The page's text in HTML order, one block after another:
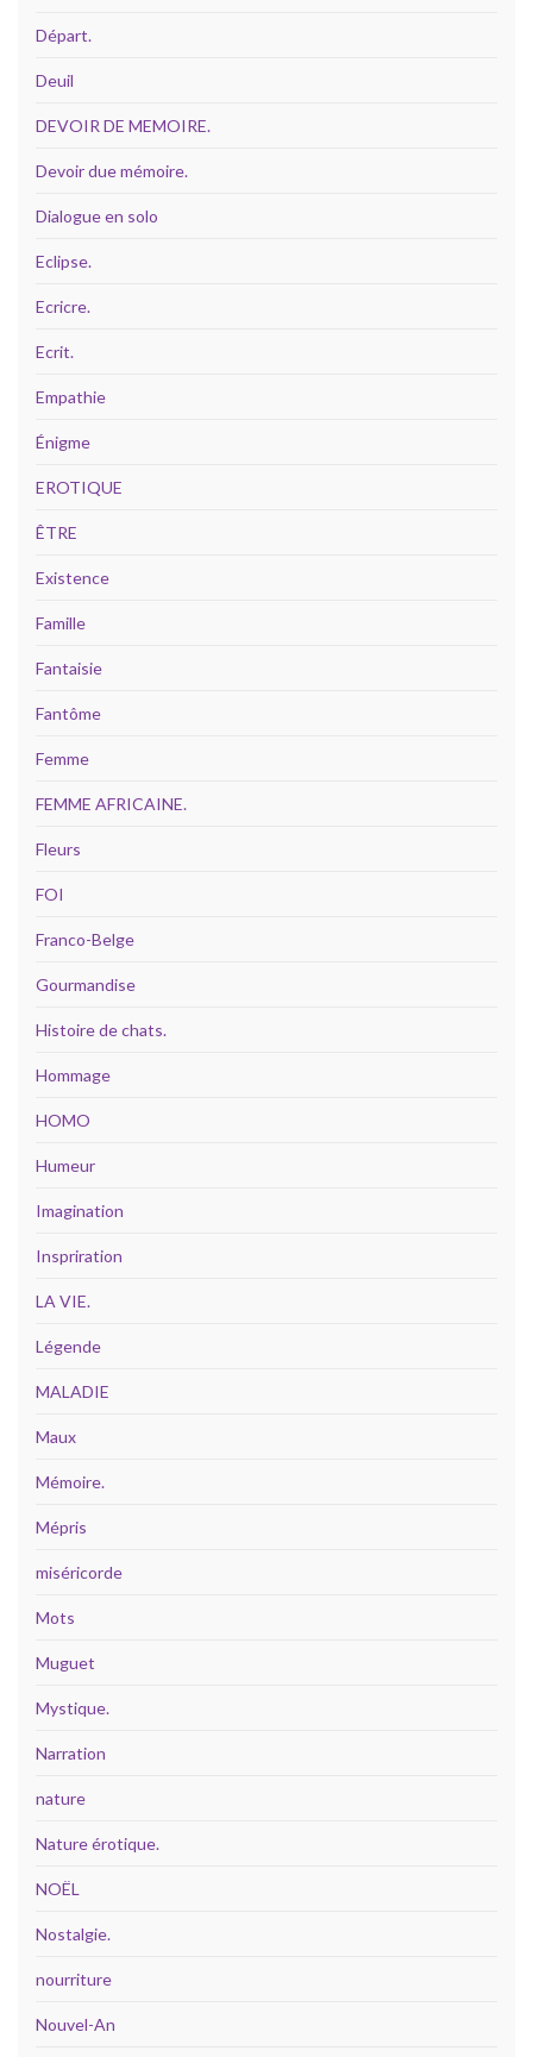
Départ.
Deuil
DEVOIR DE MEMOIRE.
Devoir due mémoire.
Dialogue en solo
Eclipse.
Ecricre.
Ecrit.
Empathie
Énigme
EROTIQUE
ÊTRE
Existence
Famille
Fantaisie
Fantôme
Femme
FEMME AFRICAINE.
Fleurs
FOI
Franco-Belge
Gourmandise
Histoire de chats.
Hommage
HOMO
Humeur
Imagination
Inspriration
LA VIE.
Légende
MALADIE
Maux
Mémoire.
Mépris
miséricorde
Mots
Muguet
Mystique.
Narration
nature
Nature érotique.
NOËL
Nostalgie.
nourriture
Nouvel-An